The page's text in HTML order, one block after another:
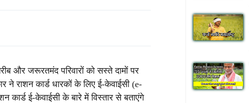
और जरूरतमंद परिवारों को सस्ते दामों पर
ने राशन कार्ड धारकों के लिए ई-केवाईसी (e-
ई-केवाईसी के बारे में विस्तार से बताएंगे